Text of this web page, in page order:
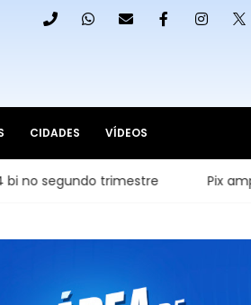
CIDADES VÍDEOS
trimestre Pix amplia